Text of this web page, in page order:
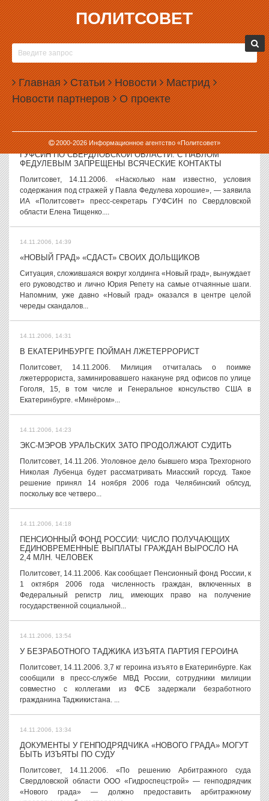
ПОЛИТСОВЕТ
Главная Статьи Новости Мастрид
Новости партнеров О проекте
2000-2026Информационное агентство «Политсовет»
14.11.2006, 15:17
СЛЕДСТВИЕ ПО ДЕЛУ ГЕНПОДРЯДЧИКА «НОВОГО ГРАДА»
ПРОДОЛЖАЕТСЯ
Политсовет, 14.11.2006. «Продолжаются следственные действия
по делу фирмы «Гидроспецстрой» (генеральный подрядчик
холдинга «Новый град»)», — заявила начальник следственного
управления УВД Ленинского...
14.11.2006, 15:00
ГУФСИН ПО СВЕРДЛОВСКОЙ ОБЛАСТИ: С ПАВЛОМ
ФЕДУЛЕВЫМ ЗАПРЕЩЕНЫ ВСЯЧЕСКИЕ КОНТАКТЫ
Политсовет, 14.11.2006. «Насколько нам известно, условия
содержания под стражей у Павла Федулева хорошие», — заявила
ИА «Политсовет» пресс-секретарь ГУФСИН по Свердловской
области Елена Тищенко....
14.11.2006, 14:39
«НОВЫЙ ГРАД» «СДАСТ» СВОИХ ДОЛЬЩИКОВ
Ситуация, сложившаяся вокруг холдинга «Новый град», вынуждает
его руководство и лично Юрия Репету на самые отчаянные шаги.
Напомним, уже давно «Новый град» оказался в центре целой
череды скандалов...
14.11.2006, 14:31
В ЕКАТЕРИНБУРГЕ ПОЙМАН ЛЖЕТЕРРОРИСТ
Политсовет, 14.11.2006. Милиция отчиталась о поимке
лжетеррориста, заминировавшего накануне ряд офисов по улице
Гоголя, 15, в том числе и Генеральное консульство США в
Екатеринбурге. «Минёром»...
14.11.2006, 14:23
ЭКС-МЭРОВ УРАЛЬСКИХ ЗАТО ПРОДОЛЖАЮТ СУДИТЬ
Политсовет, 14.11.206. Уголовное дело бывшего мэра Трехгорного
Николая Лубенца будет рассматривать Миасский горсуд. Такое
решение принял 14 ноября 2006 года Челябинский облсуд,
поскольку все четверо...
14.11.2006, 14:18
ПЕНСИОННЫЙ ФОНД РОССИИ: ЧИСЛО ПОЛУЧАЮЩИХ
ЕДИНОВРЕМЕННЫЕ ВЫПЛАТЫ ГРАЖДАН ВЫРОСЛО НА
2,4 МЛН. ЧЕЛОВЕК
Политсовет, 14.11.2006. Как сообщает Пенсионный фонд России, к
1 октября 2006 года численность граждан, включенных в
Федеральный регистр лиц, имеющих право на получение
государственной социальной...
14.11.2006, 13:54
У БЕЗРАБОТНОГО ТАДЖИКА ИЗЪЯТА ПАРТИЯ ГЕРОИНА
Политсовет, 14.11.2006. 3,7 кг героина изъято в Екатеринбурге. Как
сообщили в пресс-службе МВД России, сотрудники милиции
совместно с коллегами из ФСБ задержали безработного
гражданина Таджикистана. ...
14.11.2006, 13:34
ДОКУМЕНТЫ У ГЕНПОДРЯДЧИКА «НОВОГО ГРАДА» МОГУТ
БЫТЬ ИЗЪЯТЫ ПО СУДУ
Политсовет, 14.11.2006. «По решению Арбитражного суда
Свердловской области ООО «Гидроспецстрой» — генподрядчик
«Нового града» — должно предоставить арбитражному